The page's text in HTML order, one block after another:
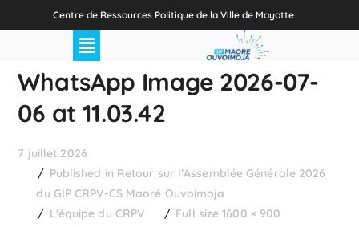
Centre de Ressources Politique de la Ville de Mayotte
WhatsApp Image 2026-07-
06 at 11.03.42
7 juillet 2026
Published in Retour sur l’Assemblée Générale 2026
du GIP CRPV-CS Maoré Ouvoimoja
L'équipe du CRPV
Full size 1600 × 900